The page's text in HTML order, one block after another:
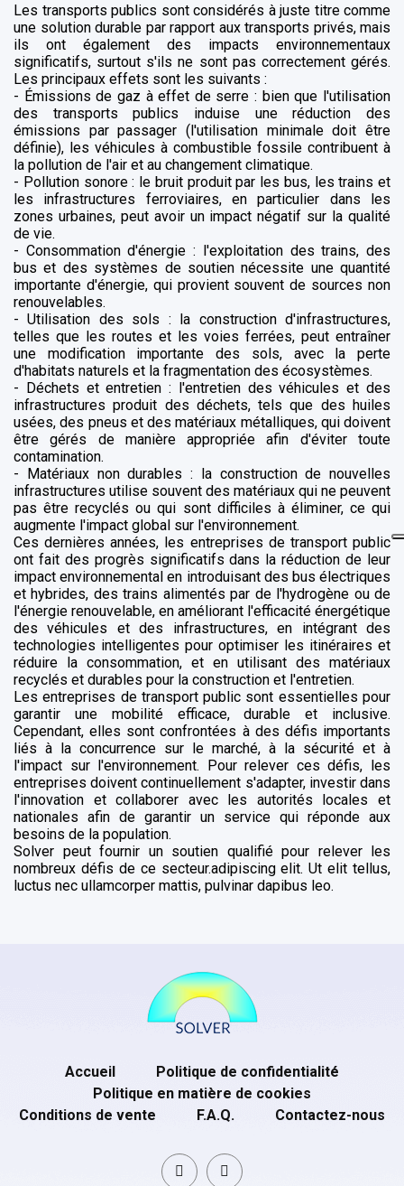
Les transports publics sont considérés à juste titre comme
une solution durable par rapport aux transports privés, mais
ils ont également des impacts environnementaux
significatifs, surtout s'ils ne sont pas correctement gérés.
Les principaux effets sont les suivants :
- Émissions de gaz à effet de serre : bien que l'utilisation
des transports publics induise une réduction des
émissions par passager (l'utilisation minimale doit être
définie), les véhicules à combustible fossile contribuent à
la pollution de l'air et au changement climatique.
- Pollution sonore : le bruit produit par les bus, les trains et
les infrastructures ferroviaires, en particulier dans les
zones urbaines, peut avoir un impact négatif sur la qualité
de vie.
- Consommation d'énergie : l'exploitation des trains, des
bus et des systèmes de soutien nécessite une quantité
importante d'énergie, qui provient souvent de sources non
renouvelables.
- Utilisation des sols : la construction d'infrastructures,
telles que les routes et les voies ferrées, peut entraîner
une modification importante des sols, avec la perte
d'habitats naturels et la fragmentation des écosystèmes.
- Déchets et entretien : l'entretien des véhicules et des
infrastructures produit des déchets, tels que des huiles
usées, des pneus et des matériaux métalliques, qui doivent
être gérés de manière appropriée afin d'éviter toute
contamination.
- Matériaux non durables : la construction de nouvelles
infrastructures utilise souvent des matériaux qui ne peuvent
pas être recyclés ou qui sont difficiles à éliminer, ce qui
augmente l'impact global sur l'environnement.
Ces dernières années, les entreprises de transport public
ont fait des progrès significatifs dans la réduction de leur
impact environnemental en introduisant des bus électriques
et hybrides, des trains alimentés par de l'hydrogène ou de
l'énergie renouvelable, en améliorant l'efficacité énergétique
des véhicules et des infrastructures, en intégrant des
technologies intelligentes pour optimiser les itinéraires et
réduire la consommation, et en utilisant des matériaux
recyclés et durables pour la construction et l'entretien.
Les entreprises de transport public sont essentielles pour
garantir une mobilité efficace, durable et inclusive.
Cependant, elles sont confrontées à des défis importants
liés à la concurrence sur le marché, à la sécurité et à
l'impact sur l'environnement. Pour relever ces défis, les
entreprises doivent continuellement s'adapter, investir dans
l'innovation et collaborer avec les autorités locales et
nationales afin de garantir un service qui réponde aux
besoins de la population.
Solver peut fournir un soutien qualifié pour relever les
nombreux défis de ce secteur.adipiscing elit. Ut elit tellus,
luctus nec ullamcorper mattis, pulvinar dapibus leo.
Accueil
Politique de confidentialité
Politique en matière de cookies
Conditions de vente
F.A.Q. Contactez-nous